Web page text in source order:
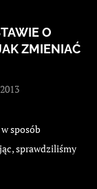
O
ZMIENIAĆ
sposób
sprawdziliśmy